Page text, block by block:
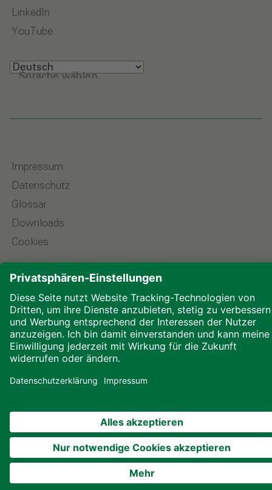
LinkedIn
YouTube
Sprache wählen
Impressum
Datenschutz
Glossar
Downloads
Cookies
© 2026 ALHO Systembau – Ein Unternehmen der
ALHO Gruppe